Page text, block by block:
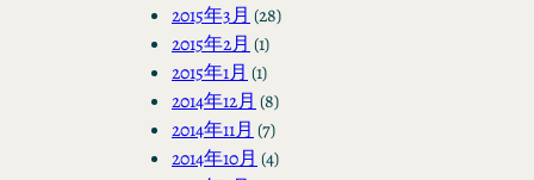
2015年3月 (28)
2015年2月 (1)
2015年1月 (1)
2014年12月 (8)
2014年11月 (7)
2014年10月 (4)